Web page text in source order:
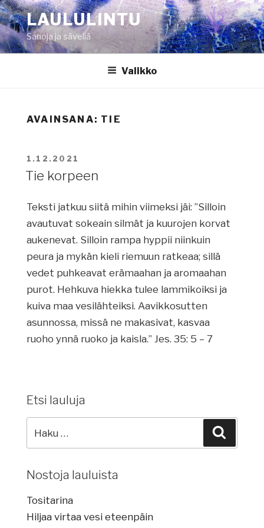
Siirry
sisältöönLAULULINTU
Sanoja ja säveliä
Valikko
AVAINSANA: TIE
JULKAISTU
1.12.2021
Tie korpeen
Teksti jatkuu siitä mihin viimeksi jäi: ”Silloin
avautuvat sokeain silmät ja kuurojen korvat
aukenevat. Silloin rampa hyppii niinkuin
peura ja mykän kieli riemuun ratkeaa; sillä
vedet puhkeavat erämaahan ja aromaahan
purot. Hehkuva hiekka tulee lammikoiksi ja
kuiva maa vesilähteiksi. Aavikkosutten
asunnossa, missä ne makasivat, kasvaa
ruoho ynnä ruoko ja kaisla.” Jes. 35: 5 – 7
Etsi lauluja
Nostoja lauluista
Tositarina
Hiljaa virtaa vesi eteenpäin